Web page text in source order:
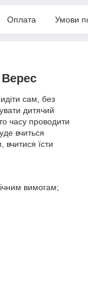
Оплата Умови
сам, без
дитячий
часу проводити
вчиться
їсти
вимогам;